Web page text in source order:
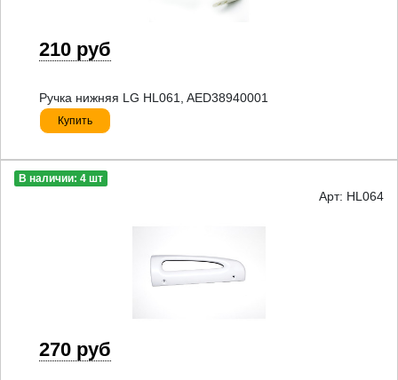
210 руб
Ручка нижняя LG HL061, AED38940001
Купить
В наличии: 4 шт
Арт: HL064
270 руб